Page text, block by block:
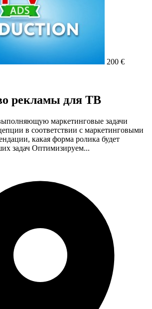
200 €
рекламы для ТВ
маркетинговые задачи
в соответствии с маркетинговыми
какая форма ролика будет
задач Оптимизируем...